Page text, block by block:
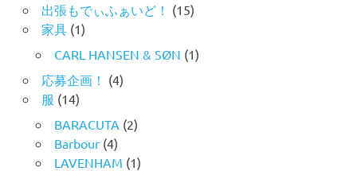
出張もでぃふぁいど！ (15)
家具(1)
CARL HANSEN & SØN (1)
応募企画！ (4)
服 (14)
BARACUTA (2)
Barbour(4)
LAVENHAM (1)